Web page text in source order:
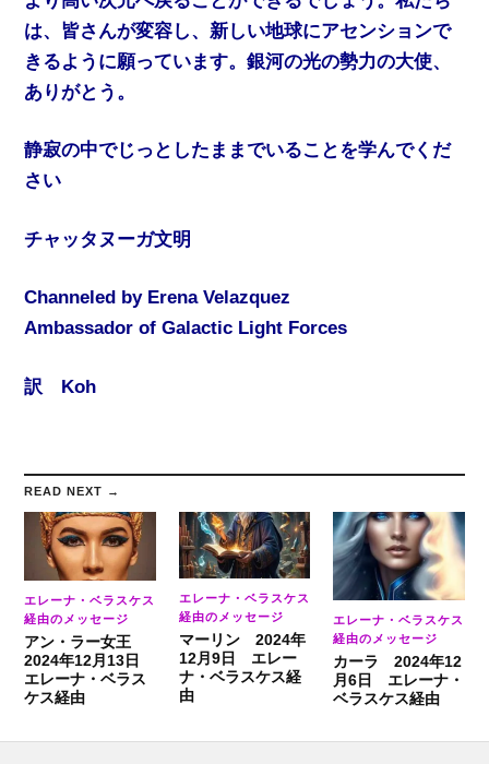
は、皆さんが変容し、新しい地球にアセンションで
きるように願っています。銀河の光の勢力の大使、
ありがとう。
静寂の中でじっとしたままでいることを学んでくだ
さい
チャッタヌーガ文明
Channeled by Erena Velazquez
Ambassador of Galactic Light Forces
訳 Koh
READ NEXT →
エレーナ・ベラスケス
経由のメッセージ
アン・ラー女王
2024年12月13日
エレーナ・ベラス
ケス経由
エレーナ・ベラスケス
経由のメッセージ
マーリン 2024年
12月9日 エレー
ナ・ベラスケス経
由
エレーナ・ベラスケス
経由のメッセージ
カーラ 2024年12
月6日 エレーナ・
ベラスケス経由